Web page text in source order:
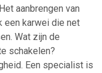
aanbrengen van
een karwei die net
Wat zijn de
schakelen?
Een specialist is